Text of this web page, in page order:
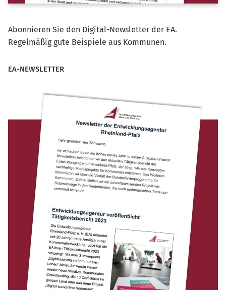
Abonnieren Sie den Digital-Newsletter der EA.
Regelmäßig gute Beispiele aus Kommunen.
EA-NEWSLETTER